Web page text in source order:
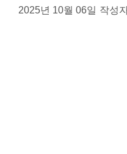
2025년 10월 06일 작성